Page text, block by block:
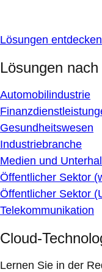
Lösungen entdecken
Lösungen
Automobilindustrie
Gesundheitswesen
Industriebranche
Medien und
Öffentlicher Sektor
Öffentlicher Sektor
Telekommunikation
Cloud-
Lernen Sie in der